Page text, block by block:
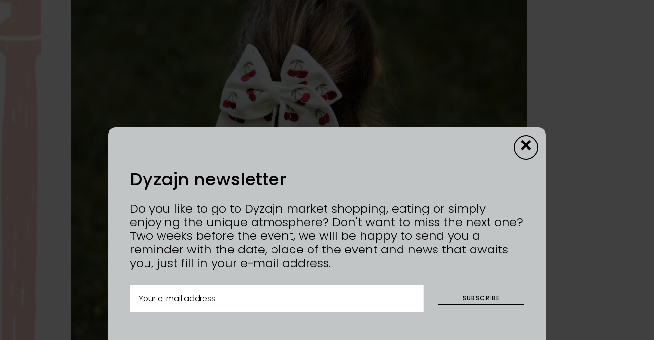
Dyzajn newsletter
Do you like to go to Dyzajn market shopping, eating or simply
enjoying the unique atmosphere? Don't want to miss the next one?
Two weeks before the event, we will be happy to send you a
reminder with the date, place of the event and news that awaits
you, just fill in your e-mail address.
SUBSCRIBE
×